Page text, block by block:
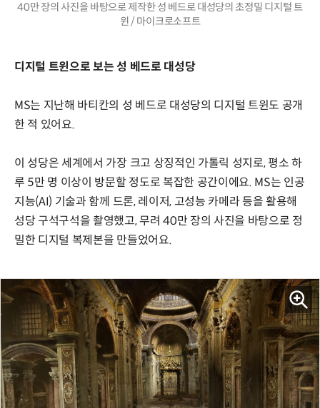
40만 장의 사진을 바탕으로 제작한 성 베드로 대성당의 초정밀 디지털 트
윈 / 마이크로소프트
디지털 트윈으로 보는 성 베드로 대성당
MS는 지난해 바티칸의 성 베드로 대성당의 디지털 트윈도 공개
한 적 있어요.
이 성당은 세계에서 가장 크고 상징적인 가톨릭 성지로, 평소 하
루 5만 명 이상이 방문할 정도로 복잡한 공간이에요. MS는 인공
지능(AI) 기술과 함께 드론, 레이저, 고성능 카메라 등을 활용해
성당 구석구석을 촬영했고, 무려 40만 장의 사진을 바탕으로 정
밀한 디지털 복제본을 만들었어요.